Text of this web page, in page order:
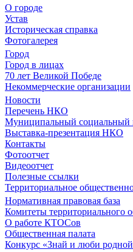
О городе
Устав
Историческая справка
Фотогалерея
Город
Город в лицах
70 лет Великой Победе
Некоммерческие организации
Новости
Перечень НКО
Муниципальный социальный
Выставка-презентация НКО
Контакты
Фотоотчет
Видеоотчет
Полезные ссылки
Территориальное
Нормативная правовая база
Комитеты территориального
О работе КТОСов
Общественная палата
Конкурс «Знай и люби